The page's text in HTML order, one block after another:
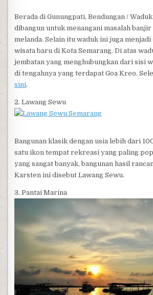
Berada di Gunungpati, Bendungan /
dibangun untuk menangani masalah
melanda. Selain itu waduk ini juga
wisata baru di Kota Semarang. Di atas
jembatan yang menghubungkan dari sisi
di tengahnya yang terdapat Goa Kreo.
sini.
2. Lawang Sewu
Bangunan klasik dengan usia lebih dari
satu ikon tempat rekreasi yang paling
yang sangat banyak, bangunan hasil
Karsten ini disebut Lawang Sewu.
3. Pantai Marina